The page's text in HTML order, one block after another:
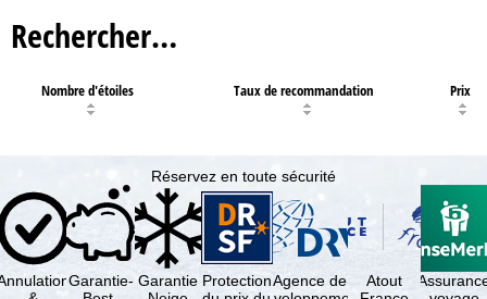
Rechercher…
Nombre d'étoiles Taux de recommandation Prix
Réservez en toute sécurité
Garantie- Garantie ProtectionAgence de
Atout